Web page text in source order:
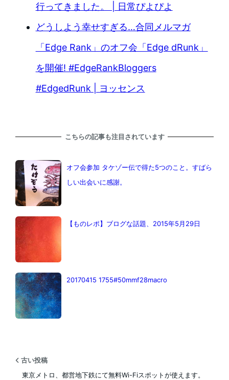
行ってきました。 | 日常ぴよぴよ
どうしよう幸せすぎる…合同メルマガ
「Edge Rank」のオフ会「Edge dRunk」
を開催! #EdgeRankBloggers
#EdgedRunk | ヨッセンス
こちらの記事も注目されています
オフ会参加 タケゾー伝で得た5つのこと。すばら
しい出会いに感謝。
【ものレポ】ブログな話題、2015年5月29日
20170415 1755#50mmf28macro
古い投稿
東京メトロ、都営地下鉄にて無料Wi-Fiスポットが使えます。